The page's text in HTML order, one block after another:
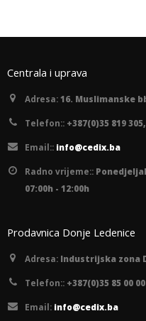
Centrala i uprava
Adresa:16. Muslimanske
Telefon:: +387(0)35 819
Email:: info@cedix.ba
Radno vrijeme::
07:00h - 12:00h
Prodavnica Donje Ledenice
Adresa: Industrijska zona
Telefon:: +387(0)35 85 00 00
Email: info@cedix.ba